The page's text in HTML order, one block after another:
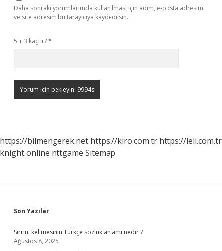
Daha sonraki yorumlarımda kullanılması için adım, e-posta adresim
ve site adresim bu tarayıcıya kaydedilsin.
5 + 3 kaçtır?*
https://bilmengerek.net https://kiro.com.tr https://leli.com.tr
knight online nttgame Sitemap
Sidebar
Son Yazılar
Sırrını kelimesinin Türkçe sözlük anlamı nedir ?
Ağustos 8, 2026